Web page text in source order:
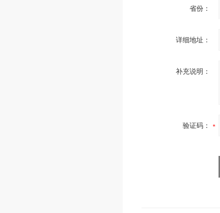
省份：
详细地址：
补充说明：
验证码：